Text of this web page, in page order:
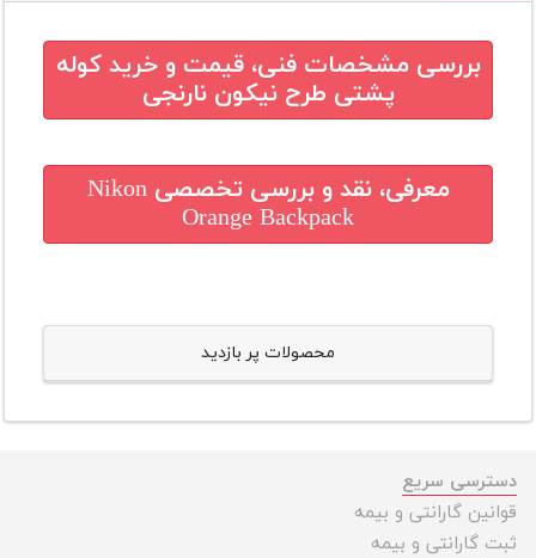
بررسی مشخصات فنی، قیمت و خریدکوله
پشتی طرح نیکون نارنجی
معرفی، نقد و بررسی تخصصیNikon
Orange Backpack
محصولات پر بازدید
دسترسی سریع
قوانین گارانتی و بیمه
ثبت گارانتی و بیمه